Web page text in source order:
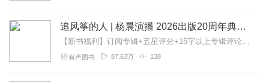
追风筝的人 | 杨晨演播 2026出版20周年典藏重置版 | 为你，千千万万遍！
【新书福利】订阅专辑+五星评分+15字以上专辑评论，2月24日随机抽取10位用户，各赠送喜马拉雅会员月卡1张~2026年典藏有声版本资深演播人杨晨倾情献声友谊...
有声图书 87.63万 138